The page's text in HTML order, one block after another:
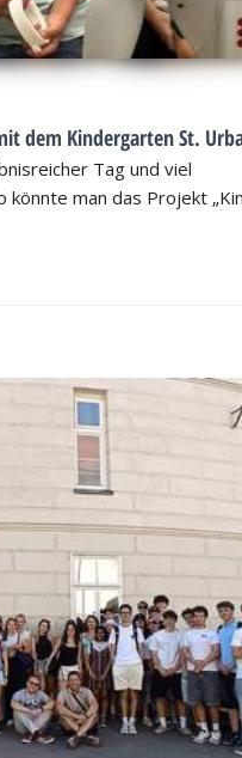
dem Kindergarten St.
Tag und viel
könnte man das Projekt